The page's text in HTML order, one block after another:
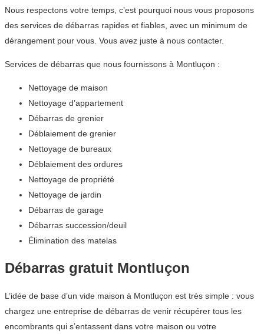
Nous respectons votre temps, c’est pourquoi nous vous proposons
des services de débarras rapides et fiables, avec un minimum de
dérangement pour vous. Vous avez juste à nous contacter.
Services de débarras que nous fournissons à Montluçon :
Nettoyage de maison
Nettoyage d’appartement
Débarras de grenier
Déblaiement de grenier
Nettoyage de bureaux
Déblaiement des ordures
Nettoyage de propriété
Nettoyage de jardin
Débarras de garage
Débarras succession/deuil
Élimination des matelas
Débarras gratuit Montluçon
L’idée de base d’un vide maison à Montluçon est très simple : vous
chargez une entreprise de débarras de venir récupérer tous les
encombrants qui s’entassent dans votre maison ou votre